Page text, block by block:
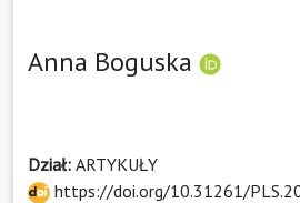
Anna Boguska
Dział: ARTYKUŁY
https://doi.org/10.31261/